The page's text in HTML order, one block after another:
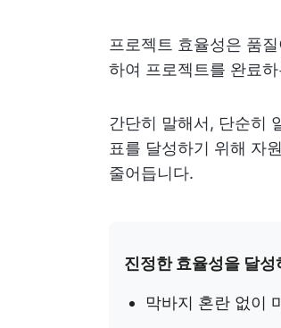
프로젝트 효율성은 품
하여 프로젝트를 완료
간단히 말해서, 단순히
표를 달성하기 위해 자
줄어듭니다.
진정한 효율성을 달
막바지 혼란 없이